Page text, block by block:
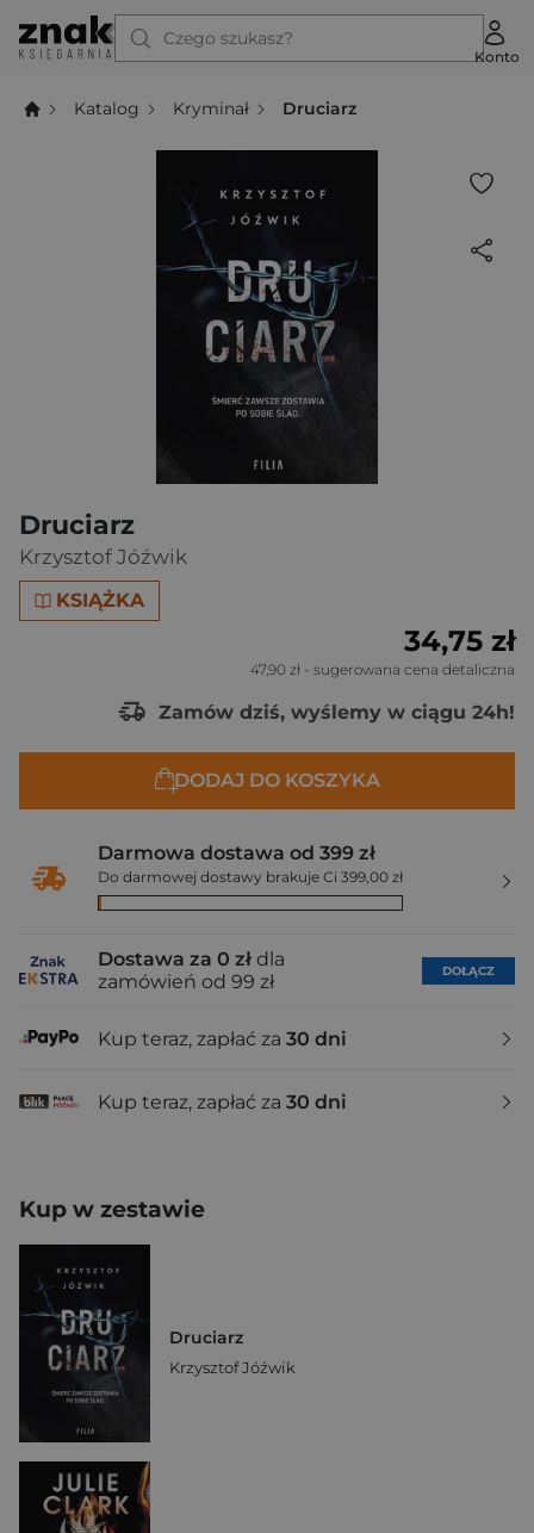
Czego szukasz?
Konto
Katalog Kryminał Druciarz
Druciarz
Krzysztof Jóźwik
KSIĄŻKA
34,75 zł
47,90 zł - sugerowana cena detaliczna
Zamów dziś, wyślemy w ciągu 24h!
DODAJ DO KOSZYKA
Darmowa dostawa od 399 zł
Do darmowej dostawy brakuje Ci 399,00 zł
Dostawa za 0 zł dla
zamówień od 99 zł
DOŁĄCZ
Kup teraz, zapłać za 30 dni
Kup teraz, zapłać za 30 dni
Kup w zestawie
Druciarz
Krzysztof Jóźwik